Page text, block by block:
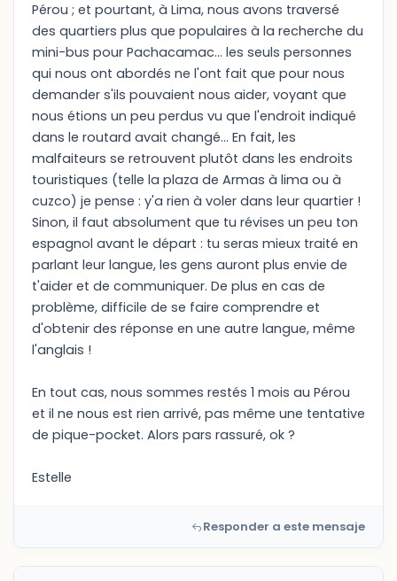
Pérou ; et pourtant, à Lima, nous avons traversé
des quartiers plus que populaires à la recherche du
mini-bus pour Pachacamac... les seuls personnes
qui nous ont abordés ne l'ont fait que pour nous
demander s'ils pouvaient nous aider, voyant que
nous étions un peu perdus vu que l'endroit indiqué
dans le routard avait changé... En fait, les
malfaiteurs se retrouvent plutôt dans les endroits
touristiques (telle la plaza de Armas à lima ou à
cuzco) je pense : y'a rien à voler dans leur quartier !
Sinon, il faut absolument que tu révises un peu ton
espagnol avant le départ : tu seras mieux traité en
parlant leur langue, les gens auront plus envie de
t'aider et de communiquer. De plus en cas de
problème, difficile de se faire comprendre et
d'obtenir des réponse en une autre langue, même
l'anglais !
En tout cas, nous sommes restés 1 mois au Pérou
et il ne nous est rien arrivé, pas même une tentative
de pique-pocket. Alors pars rassuré, ok ?
Estelle
Responder a este mensaje